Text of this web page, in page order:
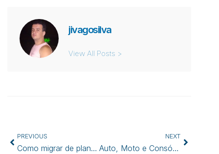
jivagosilva
View All Posts >
PREVIOUS
Como migrar de plano de saúde sem perder a carência
NEXT
Auto, Moto e Consórcio